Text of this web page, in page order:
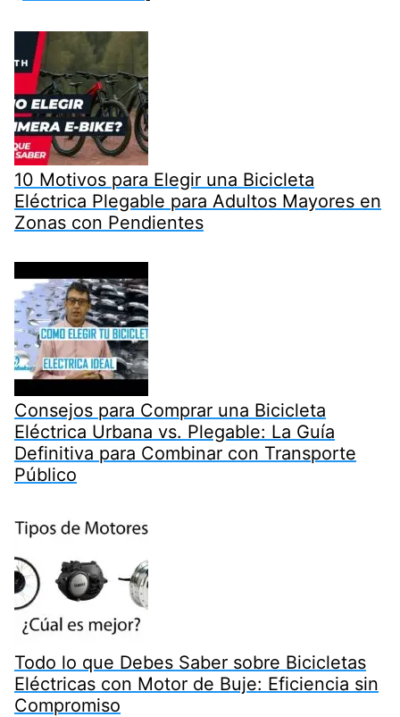
10 Motivos para Elegir una Bicicleta
Eléctrica Plegable para Adultos Mayores en
Zonas con Pendientes
Consejos para Comprar una Bicicleta
Eléctrica Urbana vs. Plegable: La Guía
Definitiva para Combinar con Transporte
Público
Todo lo que Debes Saber sobre Bicicletas
Eléctricas con Motor de Buje: Eficiencia sin
Compromiso